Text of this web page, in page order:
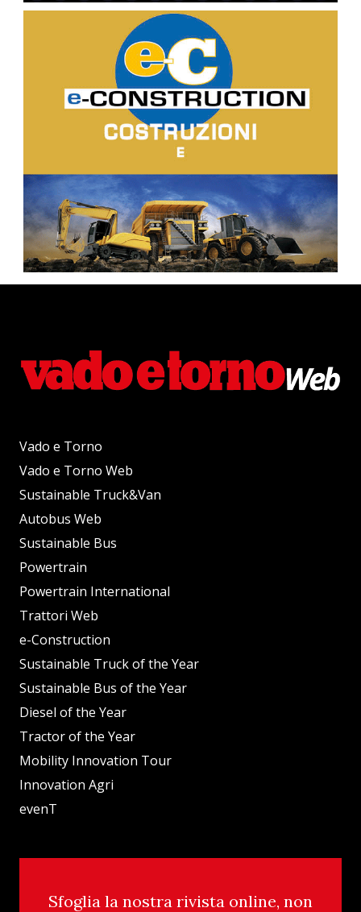
Vado e Torno
Vado e Torno Web
Sustainable Truck&Van
Autobus Web
Sustainable Bus
Powertrain
Powertrain International
Trattori Web
e-Construction
Sustainable Truck of the Year
Sustainable Bus of the Year
Diesel of the Year
Tractor of the Year
Mobility Innovation Tour
Innovation Agri
evenT
Sfoglia la nostra rivista online, non